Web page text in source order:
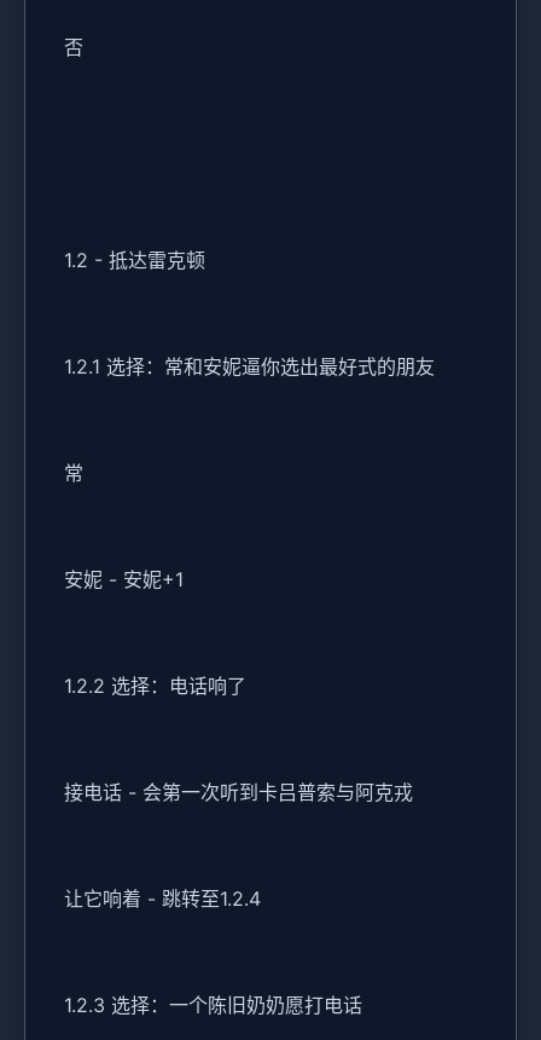
否
1.2 - 抵达雷克顿
1.2.1 选择：常和安妮逼你选出最好式的朋友
常
安妮 - 安妮+1
1.2.2 选择：电话响了
接电话 - 会第一次听到卡吕普索与阿克戎
让它响着 - 跳转至1.2.4
1.2.3 选择：一个陈旧奶奶愿打电话